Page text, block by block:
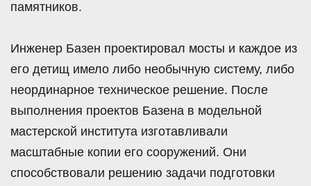
памятников.
Инженер Базен проектировал мосты и каждое из
его детищ имело либо необычную систему, либо
неординарное техническое решение. После
выполнения проектов Базена в модельной
мастерской института изготавливали
масштабные копии его сооружений. Они
способствовали решению задачи подготовки